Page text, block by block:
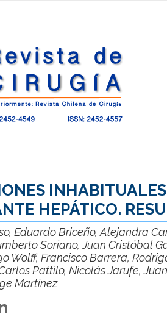
HEPÁTICO.
Eduardo Briceño, Alejandra
Soriano, Juan Cristóbal
Wolff, Francisco Barrera,
Pattilo, Nicolás Jarufe,
Martínez